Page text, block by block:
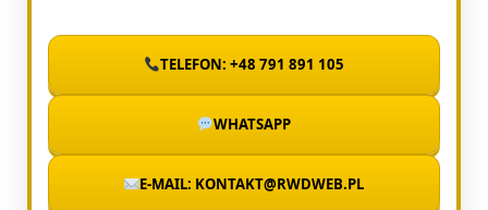
TELEFON: +48 791 891 105
WHATSAPP
E-MAIL: KONTAKT@RWDWEB.PL